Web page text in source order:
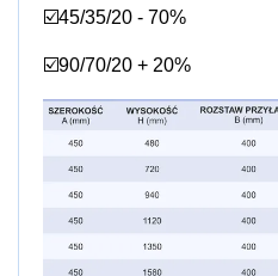
☑️45/35/20 - 70%
☑️90/70/20 + 20%